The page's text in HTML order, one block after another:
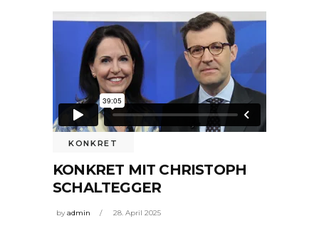
KONKRET
KONKRET MIT CHRISTOPH
SCHALTEGGER
byadmin 28. April 2025